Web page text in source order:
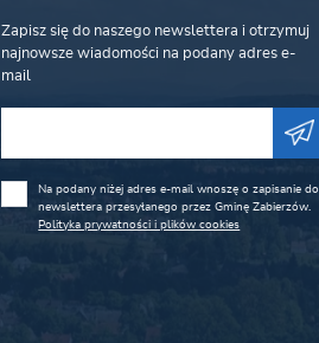
Zapisz się do naszego newslettera i otrzymuj
najnowsze wiadomości na podany adres e-
mail
Na podany niżej adres e-mail wnoszę o zapisanie do
newslettera przesyłanego przez Gminę Zabierzów.
Polityka prywatności i plików cookies